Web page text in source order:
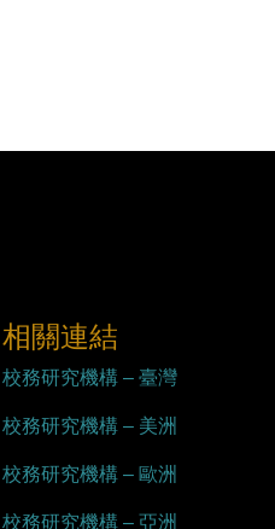
相關連結
校務研究機構 – 臺灣
校務研究機構 – 美洲
校務研究機構 – 歐洲
校務研究機構 – 亞洲